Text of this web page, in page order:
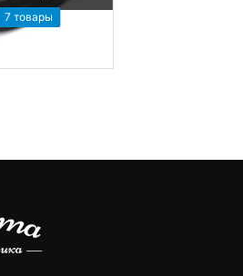
7 товары